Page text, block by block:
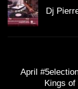
Dj
April
Kings